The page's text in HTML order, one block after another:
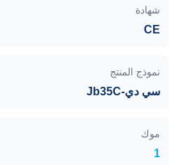
شهادة
CE
نموذج المنتج
سي دي-Jb35C
موك
1